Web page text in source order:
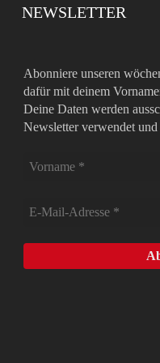
NEWSLETTER
Abonniere unseren
dafür mit deinem
Deine Daten werden
Newsletter verwendet